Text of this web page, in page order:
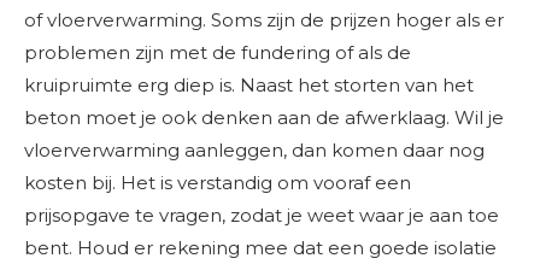
of vloerverwarming. Soms zijn de prijzen hoger als er
problemen zijn met de fundering of als de
kruipruimte erg diep is. Naast het storten van het
beton moet je ook denken aan de afwerklaag. Wil je
vloerverwarming aanleggen, dan komen daar nog
kosten bij. Het is verstandig om vooraf een
prijsopgave te vragen, zodat je weet waar je aan toe
bent. Houd er rekening mee dat een goede isolatie